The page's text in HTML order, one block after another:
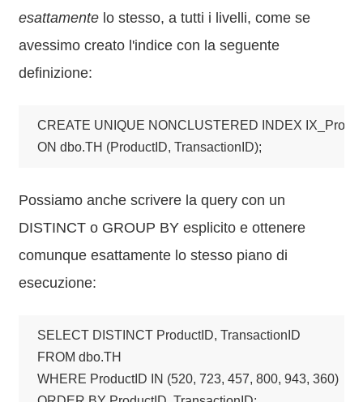
esattamentelo stesso, a tutti i livelli, come se
avessimo creato l'indice con la seguente
definizione:
CREATE UNIQUE NONCLUSTERED INDEX
ON dbo.TH (ProductID, TransactionID);
Possiamo anche scrivere la query con un
DISTINCT o GROUP BY esplicito e ottenere
comunque esattamente lo stesso piano di
esecuzione:
SELECT DISTINCT ProductID, TransactionID
FROM dbo.TH
WHERE ProductID IN (520, 723, 457, 800, 943, 360)